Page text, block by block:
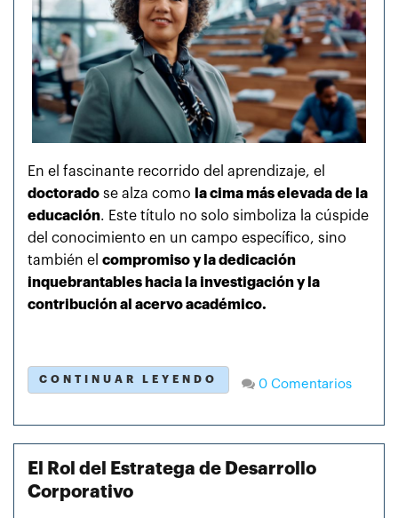
En el fascinante recorrido del aprendizaje, el
doctorado se alza como
la cima más elevada de la
educación. Este título no solo simboliza la cúspide
del conocimiento en un campo específico, sino
también el compromiso y la dedicación
inquebrantables hacia la investigación y la
contribución al acervo académico.
CONTINUAR LEYENDO 0 Comentarios
El Rol del Estratega de Desarrollo
Corporativo